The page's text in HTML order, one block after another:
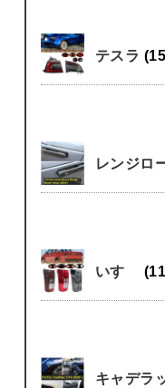
テスラ
レンジロ
いすゞ
キャデラ